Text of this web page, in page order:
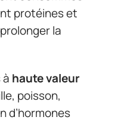
protéines et
la
haute valeur
poisson,
d’hormones